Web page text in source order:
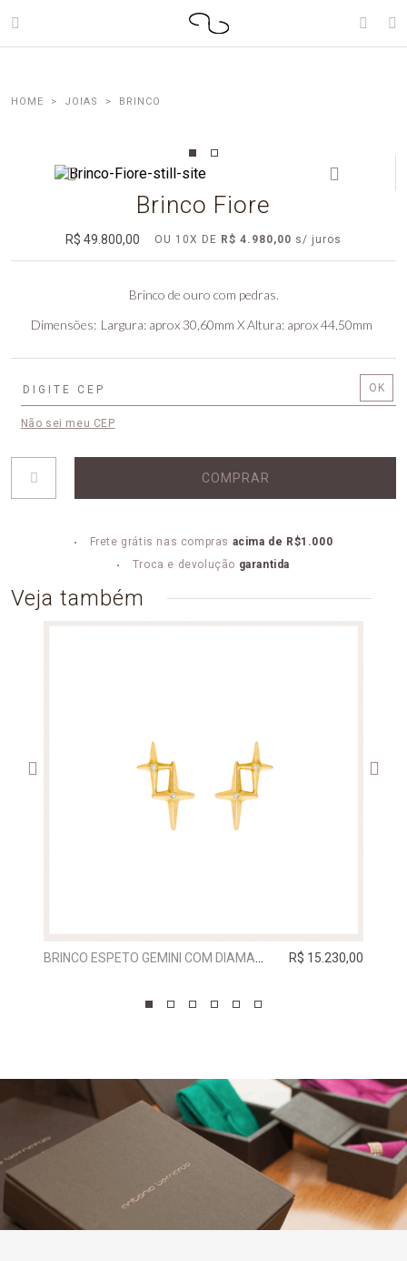
JOIAS BRINCO
Brinco Fiore
R$ 49.800,00 OU 10X DE R$ 4.980,00
Brinco de ouro com pedras.
Dimensões Largura: aprox 30,60mm X Altura: aprox 44,50mm
Não sei meu CEP
COMPRAR
Frete grátis nas compras acima de R$1.000
Troca e devolução garantida
Veja também
R$ 15.230,00